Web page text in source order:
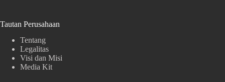
Tautan Perusahaan
Tentang
Legalitas
Visi dan Misi
Media Kit